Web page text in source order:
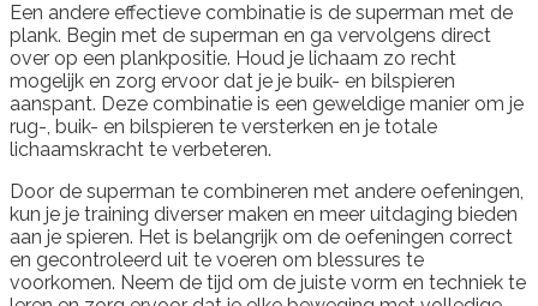
Een andere effectieve combinatie is de superman met de
plank. Begin met de superman en ga vervolgens direct
over op een plankpositie. Houd je lichaam zo recht
mogelijk en zorg ervoor dat je je buik- en bilspieren
aanspant. Deze combinatie is een geweldige manier om je
rug-, buik- en bilspieren te versterken en je totale
lichaamskracht te verbeteren.
Door de superman te combineren met andere oefeningen,
kun je je training diverser maken en meer uitdaging bieden
aan je spieren. Het is belangrijk om de oefeningen correct
en gecontroleerd uit te voeren om blessures te
voorkomen. Neem de tijd om de juiste vorm en techniek te